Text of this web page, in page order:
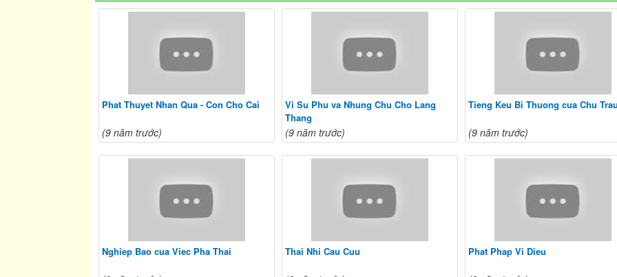
Phat Thuyet Nhan Qua - Con Cho Cai
(9 năm trước)
Vi Su Phu va Nhung Chu Cho Lang
Thang
(9 năm trước)
Tieng Keu Bi Thuong cua Chu
(9 năm trước)
Nghiep Bao cua Viec Pha Thai Thai Nhi Cau Cuu Phat Phap Vi Dieu